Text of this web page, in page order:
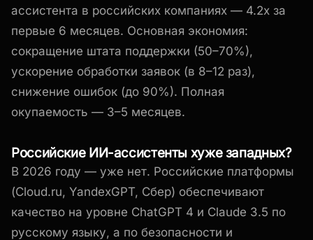
ассистента в российских компаниях — 4.2x за
первые 6 месяцев. Основная экономия:
сокращение штата поддержки (50–70%),
ускорение обработки заявок (в 8–12 раз),
снижение ошибок (до 90%). Полная
окупаемость — 3–5 месяцев.
Российские ИИ-ассистенты хуже западных?
В 2026 году — уже нет. Российские платформы
(Cloud.ru, YandexGPT, Сбер) обеспечивают
качество на уровне ChatGPT 4 и Claude 3.5 по
русскому языку, а по безопасности и